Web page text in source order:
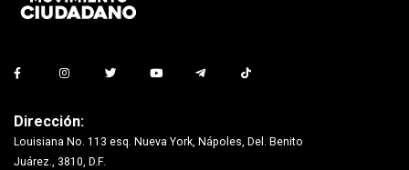
Dirección:
Louisiana No. 113 esq. Nueva York, Nápoles, Del. Benito
Juárez., 3810, D.F.